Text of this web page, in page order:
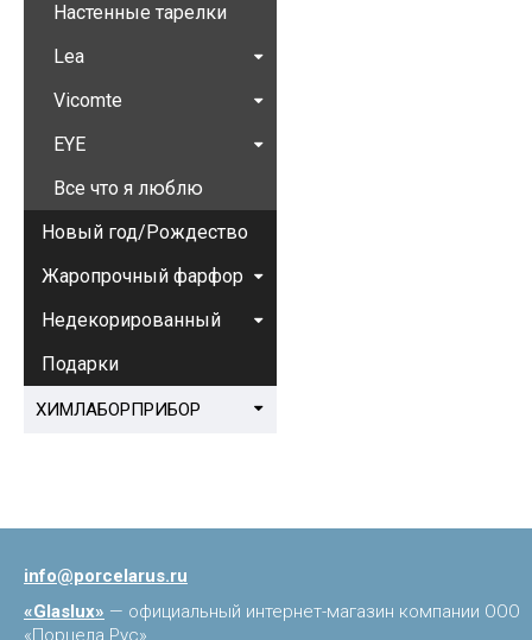
Настенные тарелки
Lea
Vicomte
EYE
Все что я люблю
Новый год/Рождество
Жаропрочный фарфор
Недекорированный
Подарки
ХИМЛАБОРПРИБОР
info@porcelarus.ru
«Glaslux» — официальный интернет-магазин компании ООО
«Порцела Рус»